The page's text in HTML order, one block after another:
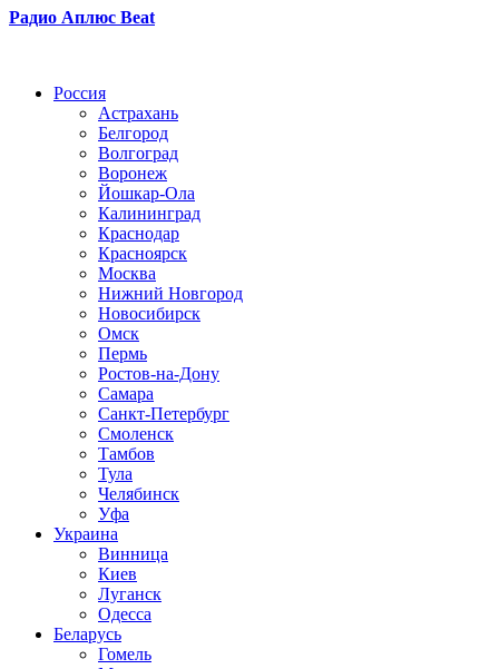
Радио Аплюс Beat
Россия
Астрахань
Белгород
Волгоград
Воронеж
Йошкар-Ола
Калининград
Краснодар
Красноярск
Москва
Нижний Новгород
Новосибирск
Омск
Пермь
Ростов-на-Дону
Самара
Санкт-Петербург
Смоленск
Тамбов
Тула
Челябинск
Уфа
Украина
Винница
Киев
Луганск
Одесса
Беларусь
Гомель